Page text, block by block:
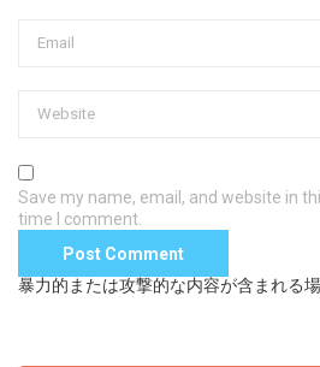
Save my name, email, and website in
time I comment.
暴力的または攻撃的な内容が含まれる